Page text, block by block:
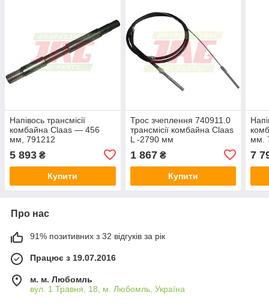
Напівось трансмісії
комбайна Claas — 456
мм, 791212
5 893 ₴
Купити
Трос зчеплення 740911.0
трансмісії комбайна Claas
L -2790 мм
1 867₴
Купити
мм.
7
Про нас
91% позитивних з 32 відгуків за рік
Працює з 19.07.2016
м. м. Любомль
вул. 1 Травня, 18, м. Любомль, Україна